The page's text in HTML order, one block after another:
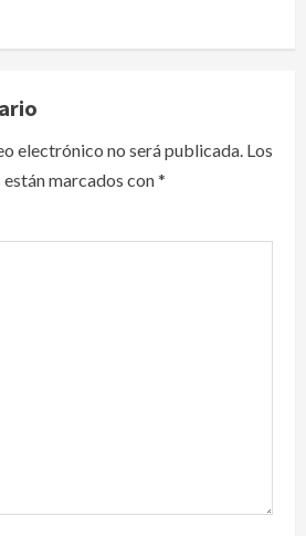
electrónico no será publicada. Los
marcados con*